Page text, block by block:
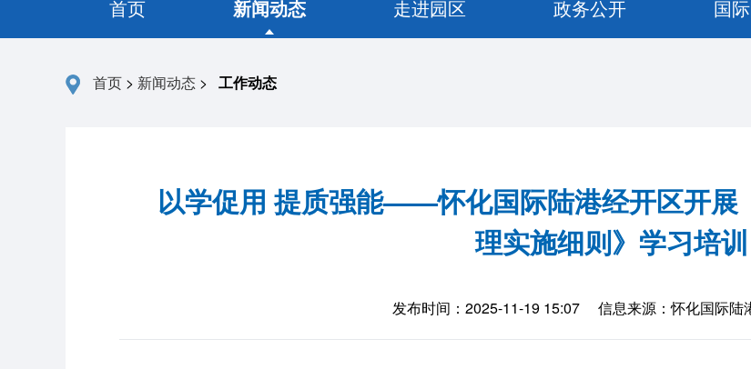
首页 新闻动态 走进园区 政务公开 国
首页 > 新闻动态 > 工作动态
以学促用 提质强能——怀化国际陆港经开区开展
理实施细则》学习培训
发布时间：2025-11-19 15:07 信息来源：怀化国际陆